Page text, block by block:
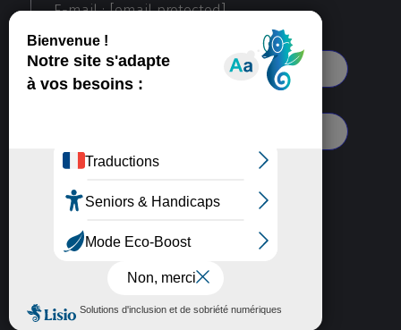
E-mail :[email protected]
Voir toutes nos agences